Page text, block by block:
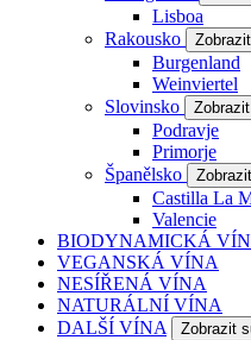
Lisboa
Rakousko
Burgenland
Weinviertel
Slovinsko
Podravje
Primorje
Španělsko
Castilla La
Valencie
BIODYNAMICKÁ
VEGANSKÁ VÍNA
NESÍŘENÁ VÍNA
NATURÁLNÍ VÍNA
DALŠÍ VÍNA
Zobrazit